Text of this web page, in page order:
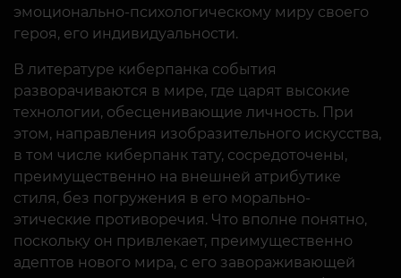
эмоционально-психологическому миру своего
героя, его индивидуальности.
В литературе киберпанка события
разворачиваются в мире, где царят высокие
технологии, обесценивающие личность. При
этом, направления изобразительного искусства,
в том числе киберпанк тату, сосредоточены,
преимущественно на внешней атрибутике
стиля, без погружения в его морально-
этические противоречия. Что вполне понятно,
поскольку он привлекает, преимущественно
адептов нового мира, с его завораживающей